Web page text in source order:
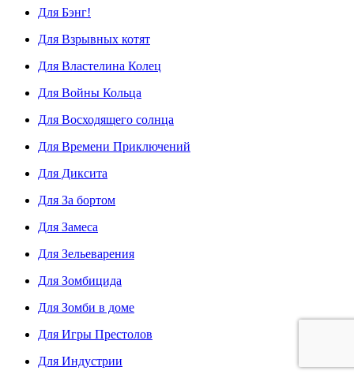
Для Бэнг!
Для Взрывных котят
Для Властелина Колец
Для Войны Кольца
Для Восходящего солнца
Для Времени Приключений
Для Диксита
Для За бортом
Для Замеса
Для Зельеварения
Для Зомбицида
Для Зомби в доме
Для Игры Престолов
Для Индустрии